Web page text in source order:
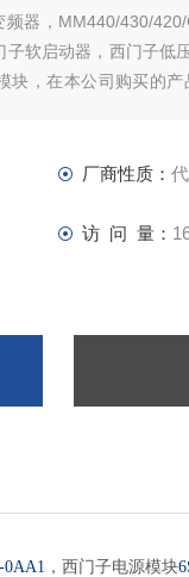
器，MM440/430/
软启动器，西门子低
块，在本公司购买的
厂商性质：
访 问 量：
0AA1 ，西门子电源模块